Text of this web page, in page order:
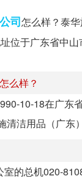
司怎么样？泰
位于广东省中
么样？
10-18在广东
清洁用品（广
的总机020-